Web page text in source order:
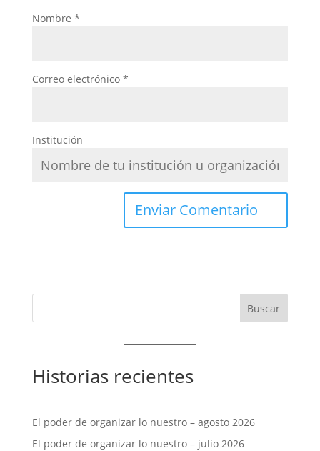
Nombre *
Correo electrónico *
Institución
Historias recientes
El poder de organizar lo nuestro – agosto 2026
El poder de organizar lo nuestro – julio 2026